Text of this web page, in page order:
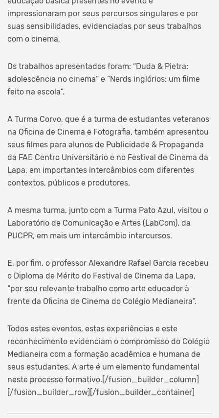
impressionaram por seus percursos singulares e por
suas sensibilidades, evidenciadas por seus trabalhos
com o cinema.
Os trabalhos apresentados foram: “Duda & Pietra:
adolescência no cinema” e “Nerds inglórios: um filme
feito na escola”.
A Turma Corvo, que é a turma de estudantes veteranos
na Oficina de Cinema e Fotografia, também apresentou
seus filmes para alunos de Publicidade & Propaganda
da FAE Centro Universitário e no Festival de Cinema da
Lapa, em importantes intercâmbios com diferentes
contextos, públicos e produtores.
A mesma turma, junto com a Turma Pato Azul, visitou o
Laboratório de Comunicação e Artes (LabCom), da
PUCPR, em mais um intercâmbio intercursos.
E, por fim, o professor Alexandre Rafael Garcia recebeu
o Diploma de Mérito do Festival de Cinema da Lapa,
“por seu relevante trabalho como arte educador à
frente da Oficina de Cinema do Colégio Medianeira”.
Todos estes eventos, estas experiências e este
reconhecimento evidenciam o compromisso do Colégio
Medianeira com a formação acadêmica e humana de
seus estudantes. A arte é um elemento fundamental
neste processo formativo.[/fusion_builder_column]
[/fusion_builder_row][/fusion_builder_container]